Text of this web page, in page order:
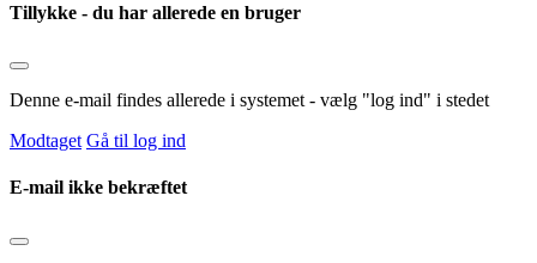
Tillykke - du har allerede en bruger
Denne e-mail findes allerede i systemet - vælg "log ind" i stedet
Modtaget Gå til log ind
E-mail ikke bekræftet